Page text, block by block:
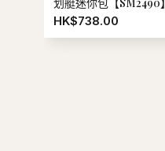
HK$738.00